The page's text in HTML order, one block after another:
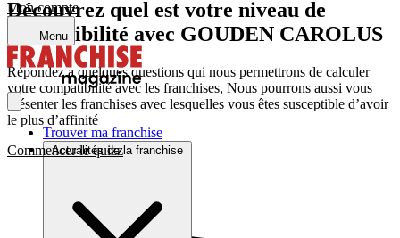
Mon compte
Menu
Trouver ma franchise
Actualités de la franchise
Découvrez quel est votre niveau de
compatibilité avec GOUDEN CAROLUS
Répondez a quelques questions qui nous permettrons de calculer
votre compatibilité avec les franchises, Nous pourrons aussi vous
présenter les franchises avec lesquelles vous êtes susceptible d’avoir
le plus d’affinité
Commencer le quizz